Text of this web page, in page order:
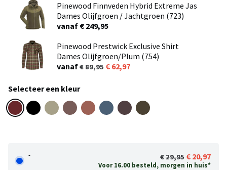
Pinewood Finnveden Hybrid Extreme Jas
Dames Olijfgroen / Jachtgroen (723)
vanaf € 249,95
Pinewood Prestwick Exclusive Shirt
Dames Olijfgroen/Plum (754)
vanaf
89,95 62,97
Selecteer een kleur
- 29,95 20,97
Voor 16.00 besteld, morgen in huis*